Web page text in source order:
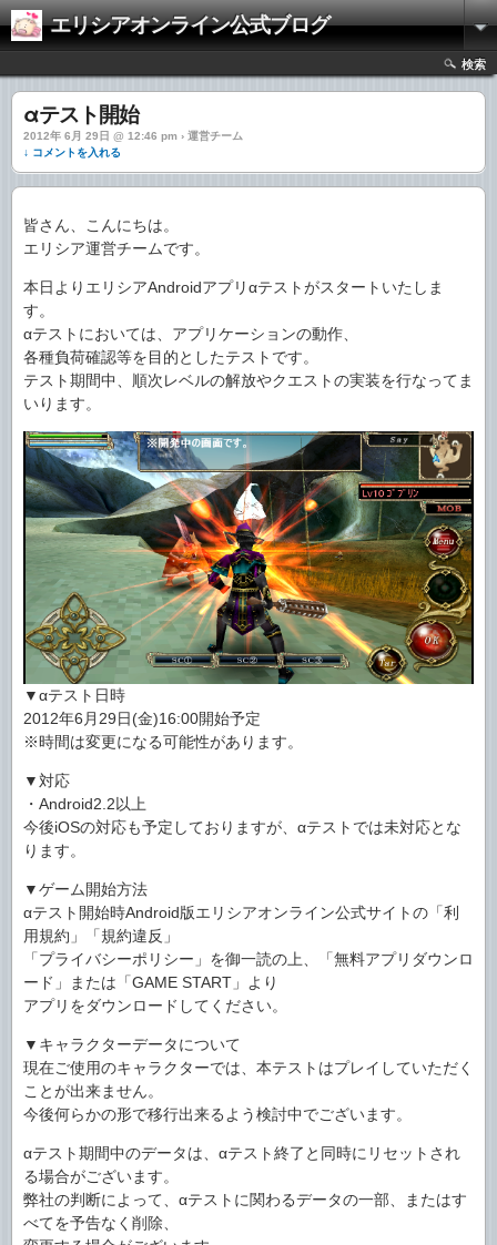
エリシアオンライン公式ブログ
検索
αテスト開始
2012年 6月 29日 @ 12:46 pm › 運営チーム
↓ コメントを入れる
皆さん、こんにちは。
エリシア運営チームです。
本日よりエリシアAndroidアプリαテストがスタートいたしま
す。
αテストにおいては、アプリケーションの動作、
各種負荷確認等を目的としたテストです。
テスト期間中、順次レベルの解放やクエストの実装を行なってま
いります。
▼αテスト日時
2012年6月29日(金)16:00開始予定
※時間は変更になる可能性があります。
▼対応
・Android2.2以上
今後iOSの対応も予定しておりますが、αテストでは未対応とな
ります。
▼ゲーム開始方法
αテスト開始時Android版エリシアオンライン公式サイトの「利
用規約」「規約違反」
「プライバシーポリシー」を御一読の上、「無料アプリダウンロ
ード」または「GAME START」より
アプリをダウンロードしてください。
▼キャラクターデータについて
現在ご使用のキャラクターでは、本テストはプレイしていただく
ことが出来ません。
今後何らかの形で移行出来るよう検討中でございます。
αテスト期間中のデータは、αテスト終了と同時にリセットされ
る場合がございます。
弊社の判断によって、αテストに関わるデータの一部、またはす
べてを予告なく削除、